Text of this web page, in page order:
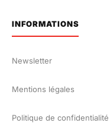
INFORMATIONS
Newsletter
Mentions légales
Politique de confidentialité